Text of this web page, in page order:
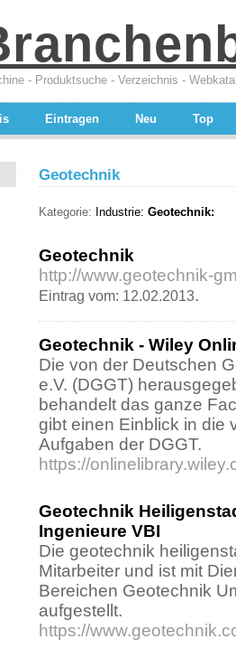
- Produktsuche - Verzeichnis -
Eintragen Neu Top
Geotechnik
Kategorie: Industrie: Geotechnik:
Geotechnik
http://www.geotechnik-
Eintrag vom: 12.02.2013.
Geotechnik - Wiley
Die von der Deutschen
e.V. (DGGT)
behandelt das ganze
gibt einen Einblick in die
Aufgaben der DGGT.
https://
Geotechnik
Ingenieure VBI
Die geotechnik
Mitarbeiter und ist mit
Bereichen Geotechnik
aufgestellt.
https://